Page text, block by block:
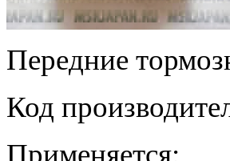
Передние
Код
Применяется: